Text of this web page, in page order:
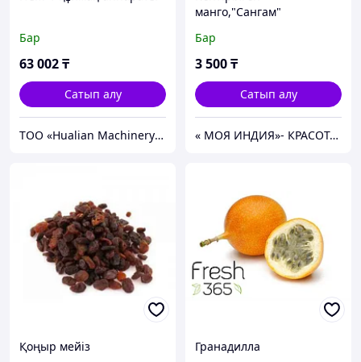
Бар
63 002₸
Сатып алу
ТОО «Hualian Machinery Asia»
манго,"Сангам"
Бар
3 500₸
Сатып алу
« МОЯ ИНДИЯ»- КРАСОТА И ЗДОРОВЬЕ!
Қоңыр мейіз Гранадилла